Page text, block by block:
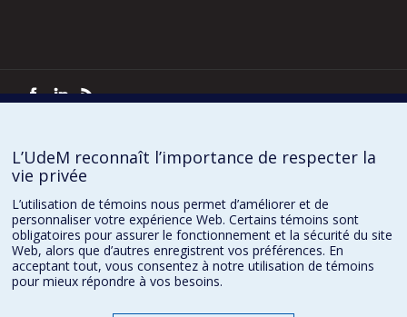
L’UdeM reconnaît l’importance de respecter la
vie privée
L’utilisation de témoins nous permet d’améliorer et de
personnaliser votre expérience Web. Certains témoins sont
obligatoires pour assurer le fonctionnement et la sécurité du site
Web, alors que d’autres enregistrent vos préférences. En
acceptant tout, vous consentez à notre utilisation de témoins
pour mieux répondre à vos besoins.